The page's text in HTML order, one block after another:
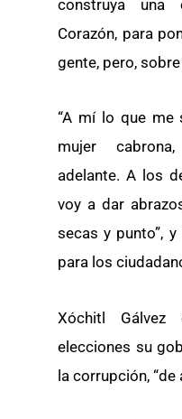
construya una
Corazón, para
gente, pero,
“A mí lo que me
mujer
adelante. A los
voy a dar
secas y punto”,
para los
Xóchitl
elecciones su
la corrupción, “de